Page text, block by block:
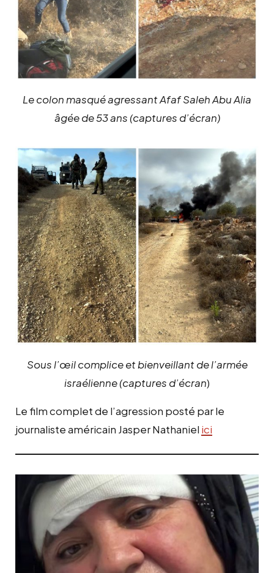
Le colon masqué agressant Afaf Saleh Abu Alia
âgée de 53 ans (captures d’écran)
Sous l’œil complice et bienveillant de l’armée
israélienne (captures d’écran)
Le film complet de l’agression posté par le
journaliste américain Jasper Nathaniel ici